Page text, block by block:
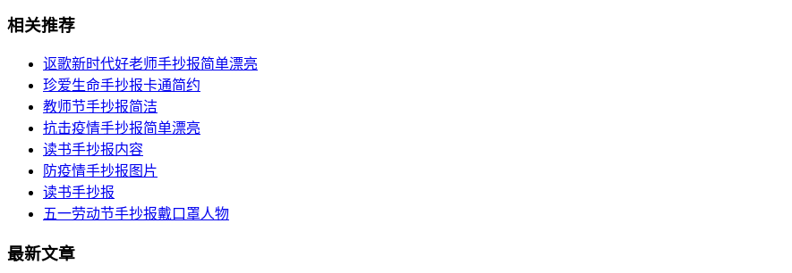
相关推荐
讴歌新时代好老师手抄报简单漂亮
珍爱生命手抄报卡通简约
教师节手抄报简洁
抗击疫情手抄报简单漂亮
读书手抄报内容
​防疫情手抄报图片
读书手抄报
五一劳动节手抄报戴口罩人物
最新文章